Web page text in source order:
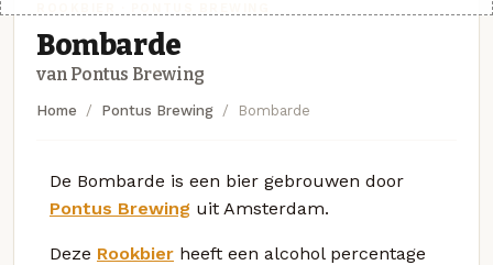
Bombarde
van Pontus Brewing
Home Pontus Brewing Bombarde
De Bombarde is een bier gebrouwen door
Pontus Brewing uit Amsterdam.
Deze Rookbier heeft een alcohol percentage